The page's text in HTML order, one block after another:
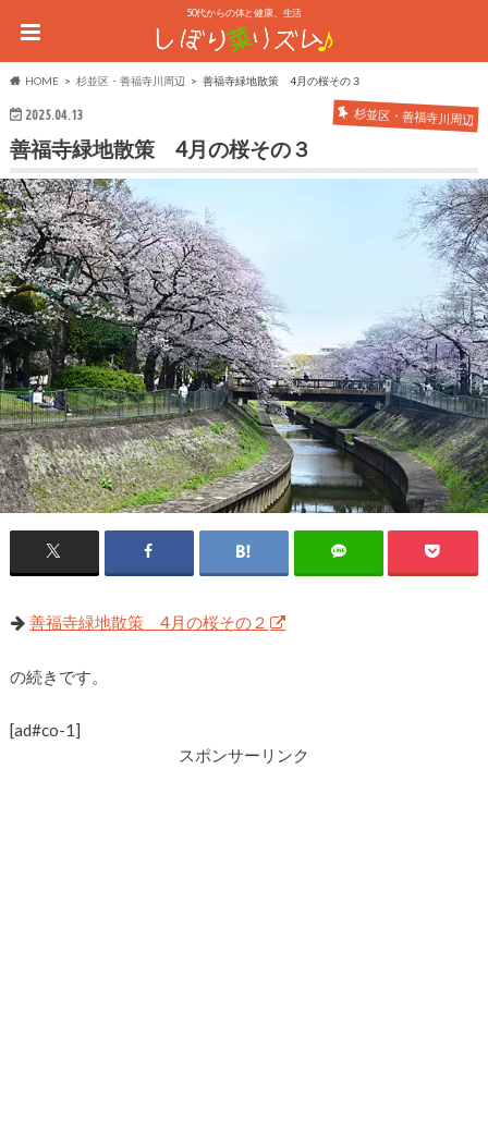
50代からの体と健康、生活
HOME 杉並区・善福寺川周辺 善福寺緑地散策 4月の桜その３
2025.04.13 杉並区・善福寺川周辺
善福寺緑地散策 4月の桜その３
善福寺緑地散策 4月の桜その２
の続きです。
[ad#co-1]
スポンサーリンク